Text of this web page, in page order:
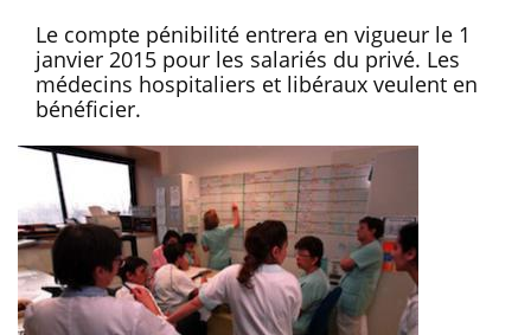
Le compte pénibilité entrera en vigueur le 1
janvier 2015 pour les salariés du privé. Les
médecins hospitaliers et libéraux veulent en
bénéficier.